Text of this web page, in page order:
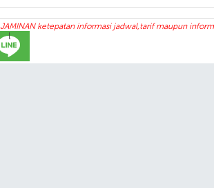
ketepatan informasi jadwal,tarif maupun
l